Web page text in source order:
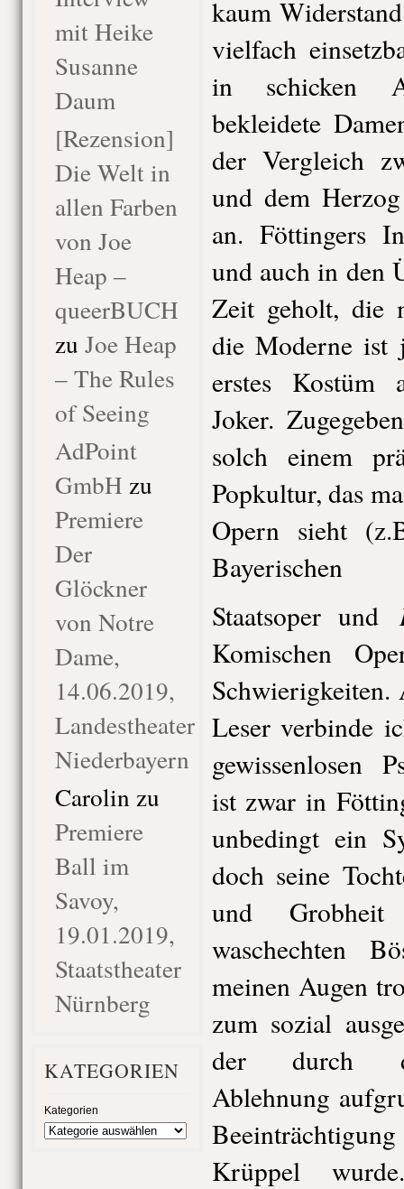
mit Heike
Susanne
Daum
[Rezension]
Die Welt in
allen Farben
von Joe
Heap –
queerBUCH
zu Joe Heap
– The Rules
of Seeing
AdPoint
GmbH zu
Premiere
Der
Glöckner
von Notre
Dame,
14.06.2019,
Landestheater
Niederbayern
Carolin zu
Premiere
Ball im
Savoy,
19.01.2019,
Staatstheater
Nürnberg
KATEGORIEN
Kategorien
kaum
vielfach
in schicken
bekleidete
der Vergleich
und dem
an. Föttingers
und auch in den
Zeit geholt, die
die Moderne ist
erstes Kostüm
Joker.
solch einem
Popkultur, das
Opern sieht
Bayerischen
Staatsoper und
Komischen
Schwierigkeiten.
Leser verbinde
gewissenlosen
ist zwar in
unbedingt ein
doch seine
und
waschechten
meinen Augen
zum sozial
der durch
Ablehnung
Krüppel